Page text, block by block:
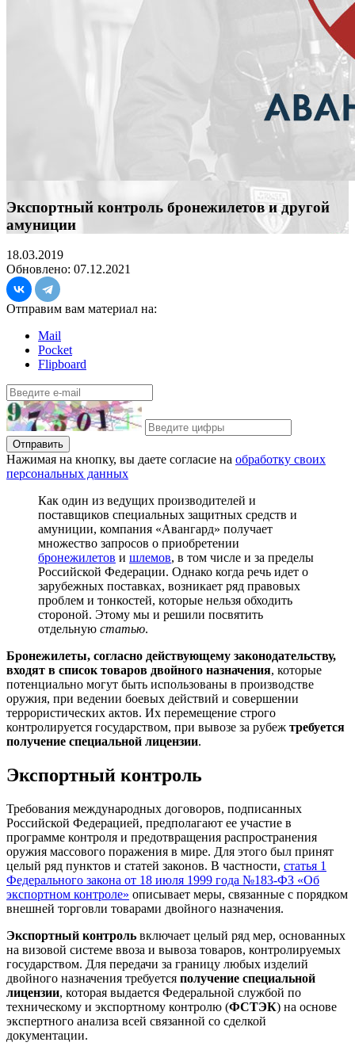
Экспортный контроль бронежилетов и другой
амуниции
18.03.2019
Обновлено: 07.12.2021
Отправим вам материал на:
Mail
Pocket
Flipboard
Отправить
Нажимая на кнопку, вы даете согласие на обработку своих
персональных данных
Как один из ведущих производителей и
поставщиков специальных защитных средств и
амуниции, компания «Авангард» получает
множество запросов о приобретении
бронежилетов и шлемов, в том числе и за пределы
Российской Федерации. Однако когда речь идет о
зарубежных поставках, возникает ряд правовых
проблем и тонкостей, которые нельзя обходить
стороной. Этому мы и решили посвятить
отдельную статью.
Бронежилеты, согласно действующему законодательству,
входят в список товаров двойного назначения, которые
потенциально могут быть использованы в производстве
оружия, при ведении боевых действий и совершении
террористических актов. Их перемещение строго
контролируется государством, при вывозе за рубеж требуется
получение специальной лицензии.
Экспортный контроль
Требования международных договоров, подписанных
Российской Федерацией, предполагают ее участие в
программе контроля и предотвращения распространения
оружия массового поражения в мире. Для этого был принят
целый ряд пунктов и статей законов. В частности, статья 1
Федерального закона от 18 июля 1999 года №183-ФЗ «Об
экспортном контроле» описывает меры, связанные с порядком
внешней торговли товарами двойного назначения.
Экспортный контроль включает целый ряд мер, основанных
на визовой системе ввоза и вывоза товаров, контролируемых
государством. Для передачи за границу любых изделий
двойного назначения требуется получение специальной
лицензии, которая выдается Федеральной службой по
техническому и экспортному контролю (ФСТЭК) на основе
экспертного анализа всей связанной со сделкой
документации.